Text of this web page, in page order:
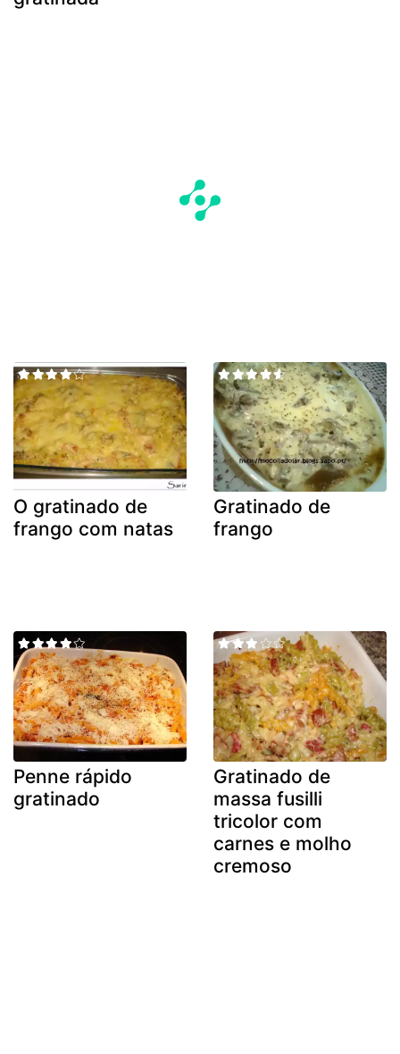
O gratinado de
frango com natas
Gratinado de
frango
Penne rápido
gratinado
Gratinado de
massa fusilli
tricolor com
carnes e molho
cremoso